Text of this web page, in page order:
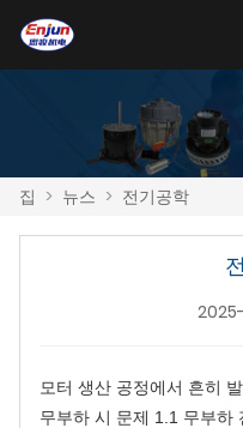
집 > 뉴스 > 전기공학
모터 생산 공정에서 흔히
무부하 시 문제 1.1 무부하